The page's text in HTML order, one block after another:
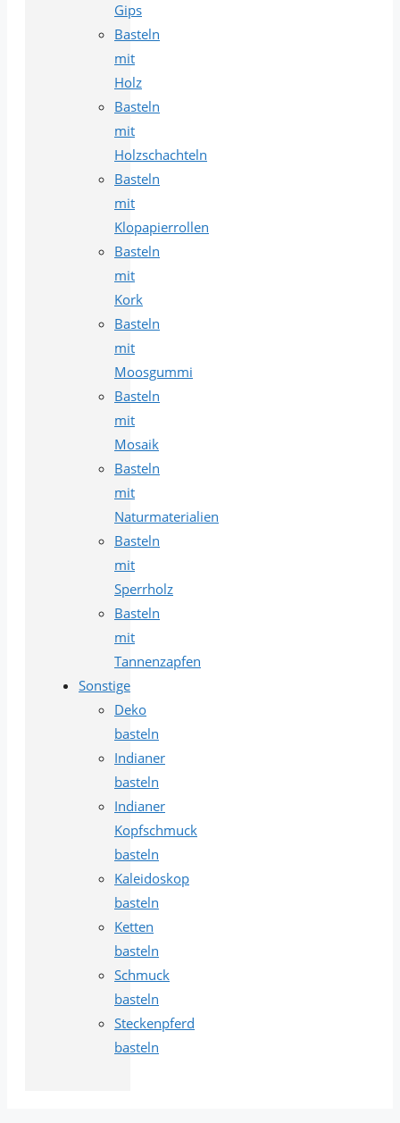
Gips
Basteln
mit
Holz
Basteln
mit
Holzschachteln
Basteln
mit
Klopapierrollen
Basteln
mit
Kork
Basteln
mit
Moosgummi
Basteln
mit
Mosaik
Basteln
mit
Naturmaterialien
Basteln
mit
Sperrholz
Basteln
mit
Tannenzapfen
Sonstige
Deko
basteln
Indianer
basteln
Indianer
Kopfschmuck
basteln
Kaleidoskop
basteln
Ketten
basteln
Schmuck
basteln
Steckenpferd
basteln